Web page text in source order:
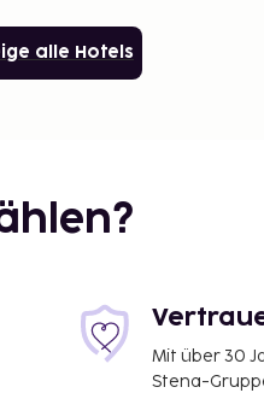
alle Hotels
Mit über 30
Stena-